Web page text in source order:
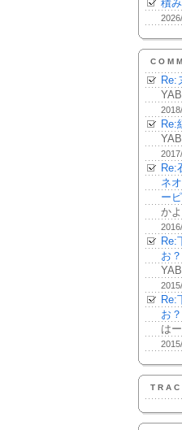
積
Re:
Re:
Re:
ネ
ー
か
Re:
お？
Re:
お？
は